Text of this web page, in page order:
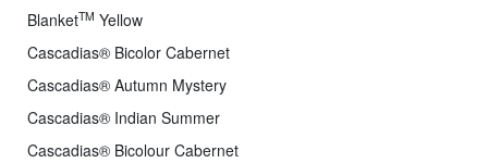
BlanketTM Yellow
Cascadias® Bicolor Cabernet
Cascadias® Autumn Mystery
Cascadias® Indian Summer
Cascadias® Bicolour Cabernet